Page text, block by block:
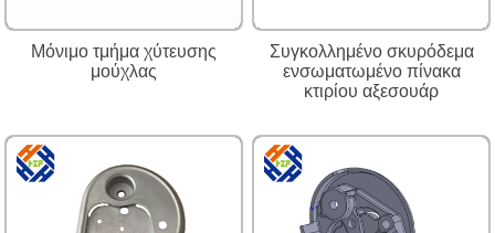
Μόνιμο τμήμα χύτευσης
μούχλας
Συγκολλημένο σκυρόδεμα
ενσωματωμένο πίνακα
κτιρίου αξεσουάρ